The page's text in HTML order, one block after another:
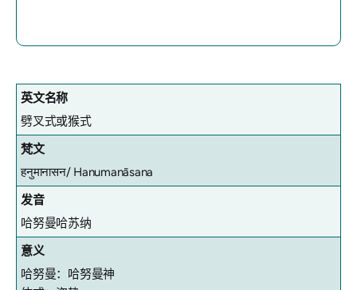
英文名称
劈叉式或猴式
梵文
हनुमानासन/ Hanumanāsana
发音
哈努曼哈苏纳
意义
哈努曼：哈努曼神